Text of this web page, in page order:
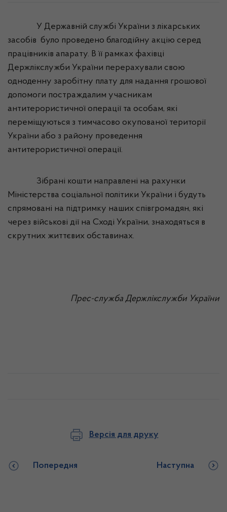
У Державній службі України з лікарських
засобів було проведено благодійну акцію серед
працівників апарату. В її рамках фахівці
Держлікслужби України перерахували свою
одноденну заробітну плату для надання грошової
допомоги постраждалим учасникам
антитерористичної операції та особам, які
переміщуються з тимчасово окупованої території
України або з району проведення
антитерористичної операції.
Зібрані кошти направлені на рахунки
Міністерства соціальної політики України і будуть
спрямовані на підтримку наших співгромадян, які
через військові дії на Сході України, знаходяться в
скрутних життєвих обставинах.
Прес-служба Держлікслужби України
Версія для друку
Попередня Наступна